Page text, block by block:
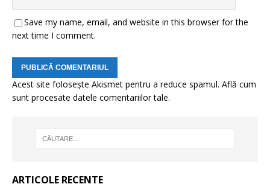
Save my name, email, and website in this browser for the
next time I comment.
Acest site folosește Akismet pentru a reduce spamul. Află cum
sunt procesate datele comentariilor tale.
ARTICOLE RECENTE